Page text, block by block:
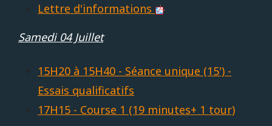
Lettre d'informations
Samedi 04 Juillet
15H20 à 15H40 - Séance unique (15') -
Essais qualificatifs
17H15 - Course 1 (19 minutes+ 1 tour)